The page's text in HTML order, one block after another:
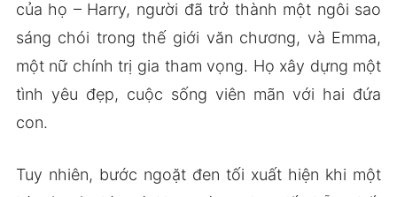
của họ – Harry, người đã trở thành một ngôi sao
sáng chói trong thế giới văn chương, và Emma,
một nữ chính trị gia tham vọng. Họ xây dựng một
tình yêu đẹp, cuộc sống viên mãn với hai đứa
con.
Tuy nhiên, bước ngoặt đen tối xuất hiện khi một